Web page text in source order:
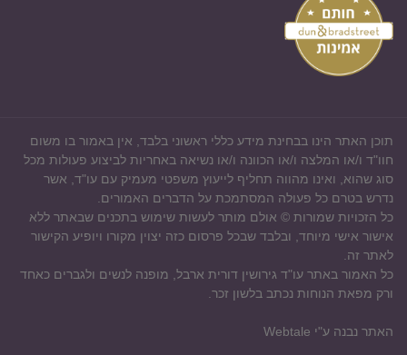
תוכן האתר הינו בבחינת מידע כללי ראשוני בלבד, אין באמור בו משום
חוו"ד ו/או המלצה ו/או הכוונה ו/או נשיאה באחריות לביצוע פעולות מכל
סוג שהוא, ואינו מהווה תחליף לייעוץ משפטי מעמיק עם עו"ד, אשר
נדרש בטרם כל פעולה המסתמכת על הדברים האמורים.
כל הזכויות שמורות © אולם מותר לעשות שימוש בתכנים שבאתר ללא
אישור אישי מיוחד, ובלבד שבכל פרסום כזה יצוין מקורו ויופיע הקישור
לאתר זה.
כל האמור באתר עו"ד גירושין דורית ארבל, מופנה לנשים ולגברים כאחד
ורק מפאת הנוחות נכתב בלשון זכר.
האתר נבנה ע"י Webtale